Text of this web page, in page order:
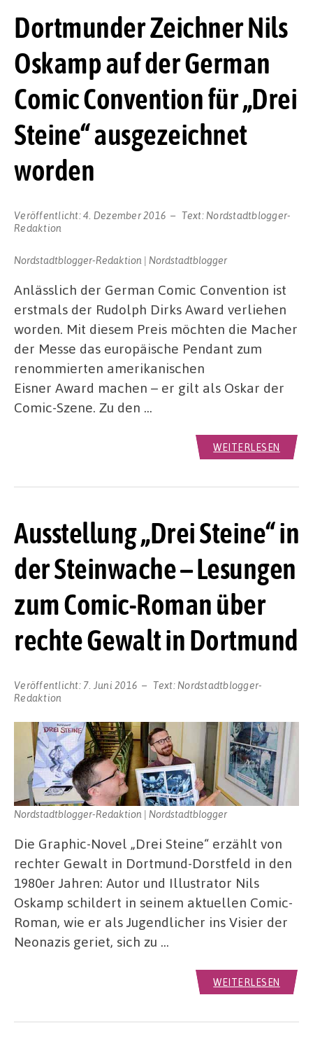
Dortmunder Zeichner Nils
Oskamp auf der German
Comic Convention für „Drei
Steine“ ausgezeichnet
worden
Veröffentlicht:4. Dezember 2016 Text: Nordstadtblogger-
Redaktion
Nordstadtblogger-Redaktion | Nordstadtblogger
Anlässlich der German Comic Convention ist
erstmals der Rudolph Dirks Award verliehen
worden. Mit diesem Preis möchten die Macher
der Messe das europäische Pendant zum
renommierten amerikanischen
Eisner Award machen – er gilt als Oskar der
Comic-Szene. Zu den …
WEITERLESEN
Ausstellung „Drei Steine“ in
der Steinwache – Lesungen
zum Comic-Roman über
rechte Gewalt in Dortmund
Veröffentlicht: 7. Juni 2016 Text: Nordstadtblogger-
Redaktion
Nordstadtblogger-Redaktion | Nordstadtblogger
Die Graphic-Novel „Drei Steine“ erzählt von
rechter Gewalt in Dortmund-Dorstfeld in den
1980er Jahren: Autor und Illustrator Nils
Oskamp schildert in seinem aktuellen Comic-
Roman, wie er als Jugendlicher ins Visier der
Neonazis geriet, sich zu …
WEITERLESEN